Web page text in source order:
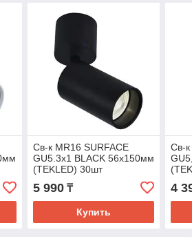
Св-к MR16 SURFACE
GU5.3x1 BLACK 56x150мм
(TEKLED) 30шт
5 990₸
Купить
Св-к
4